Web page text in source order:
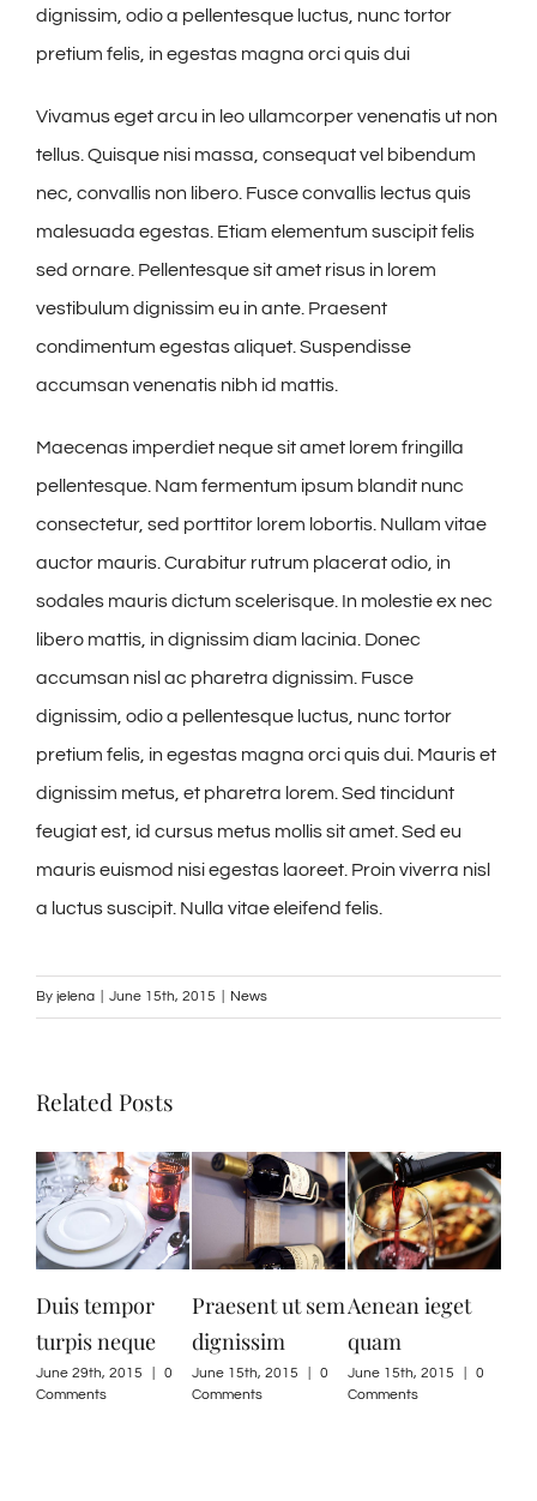
dignissim, odio a pellentesque luctus, nunc tortor
pretium felis, in egestas magna orci quis dui
Vivamus eget arcu in leo ullamcorper venenatis ut non
tellus. Quisque nisi massa, consequat vel bibendum
nec, convallis non libero. Fusce convallis lectus quis
malesuada egestas. Etiam elementum suscipit felis
sed ornare. Pellentesque sit amet risus in lorem
vestibulum dignissim eu in ante. Praesent
condimentum egestas aliquet. Suspendisse
accumsan venenatis nibh id mattis.
Maecenas imperdiet neque sit amet lorem fringilla
pellentesque. Nam fermentum ipsum blandit nunc
consectetur, sed porttitor lorem lobortis. Nullam vitae
auctor mauris. Curabitur rutrum placerat odio, in
sodales mauris dictum scelerisque. In molestie ex nec
libero mattis, in dignissim diam lacinia. Donec
accumsan nisl ac pharetra dignissim. Fusce
dignissim, odio a pellentesque luctus, nunc tortor
pretium felis, in egestas magna orci quis dui. Mauris et
dignissim metus, et pharetra lorem. Sed tincidunt
feugiat est, id cursus metus mollis sit amet. Sed eu
mauris euismod nisi egestas laoreet. Proin viverra nisl
a luctus suscipit. Nulla vitae eleifend felis.
By jelena June 15th, 2015 News
Related Posts
Duis tempor
turpis neque
June 29th, 2015
0
Comments
Praesent ut sem
dignissim
June 15th, 2015
0
Comments
Aenean ieget
quam
June 15th, 2015
0
Comments